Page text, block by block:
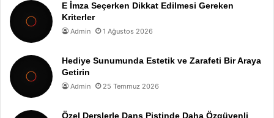
E İmza Seçerken Dikkat Edilmesi Gereken
Kriterler
Admin 1 Ağustos 2026
Hediye Sunumunda Estetik ve Zarafeti Bir Araya
Getirin
Admin 25 Temmuz 2026
Özel Derslerle Dans Pistinde Daha Özgüvenli